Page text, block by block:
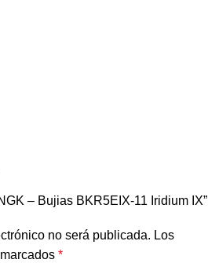
– Bujias BKR5EIX-11 Iridium IX”
no será publicada. Los
*